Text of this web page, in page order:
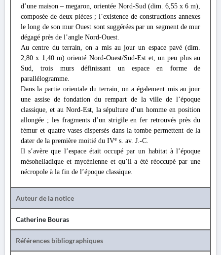
d’une maison – megaron, orientée Nord-Sud (dim. 6,55 x 6 m),
composée de deux pièces ; l’existence de constructions annexes
le long de son mur Ouest sont suggérées par un segment de mur
dégagé près de l’angle Nord-Ouest.
Au centre du terrain, on a mis au jour un espace pavé (dim.
2,80 x 1,40 m) orienté Nord-Ouest/Sud-Est et, un peu plus au
Sud, trois murs définissant un espace en forme de
parallélogramme.
Dans la partie orientale du terrain, on a également mis au jour
une assise de fondation du rempart de la ville de l’époque
classique, et au Nord-Est, la sépulture d’un homme en position
allongée ; les fragments d’un strigile en fer retrouvés près du
fémur et quatre vases dispersés dans la tombe permettent de la
dater de la première moitié du IVe s. av. J.-C.
Il s’avère que l’espace était occupé par un habitat à l’époque
mésohelladique et mycénienne et qu’il a été réoccupé par une
nécropole à la fin de l’époque classique.
Auteur de la notice
Catherine Bouras
Références bibliographiques